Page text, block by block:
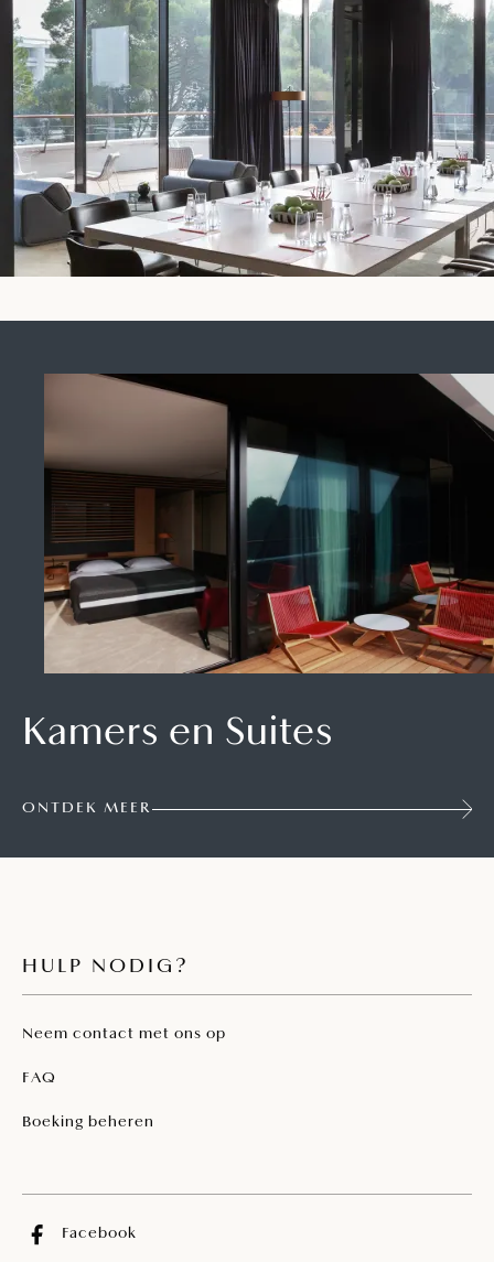
Kamers en Suites
ONTDEK MEER
HULP NODIG?
Neem contact met ons op
FAQ
Boeking beheren
Facebook